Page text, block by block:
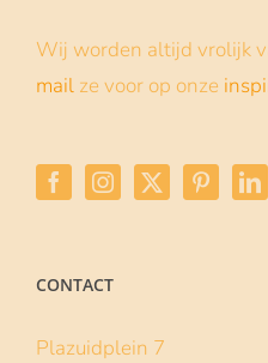
Wij worden altijd vrolijk
mail ze voor op onze
CONTACT
Plazuidplein 7